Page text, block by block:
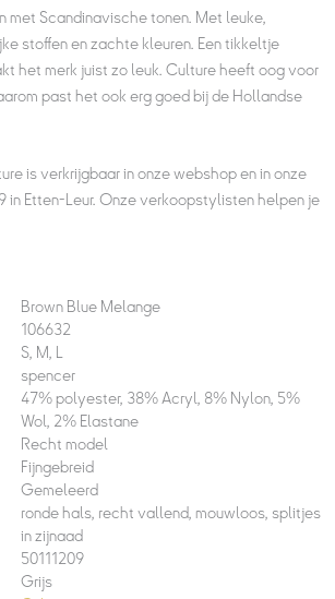
met Scandinavische tonen. Met leuke,
stoffen en zachte kleuren. Een tikkeltje
het merk juist zo leuk. Culture heeft oog voor
past het ook erg goed bij de Hollandse
is verkrijgbaar in onze webshop en in onze
in Etten-Leur. Onze verkoopstylisten helpen je
Brown Blue Melange
106632
S, M, L
spencer
47% polyester, 38% Acryl, 8% Nylon, 5%
Wol, 2% Elastane
Recht model
Fijngebreid
Gemeleerd
ronde hals, recht vallend, mouwloos, splitjes
in zijnaad
50111209
Grijs